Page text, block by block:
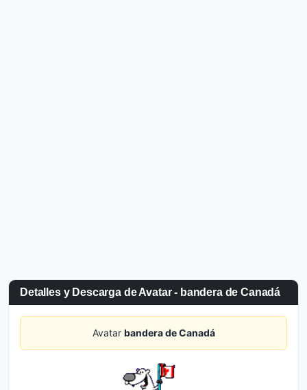
Detalles y Descarga de Avatar - bandera de Canadá
Avatar bandera de Canadá